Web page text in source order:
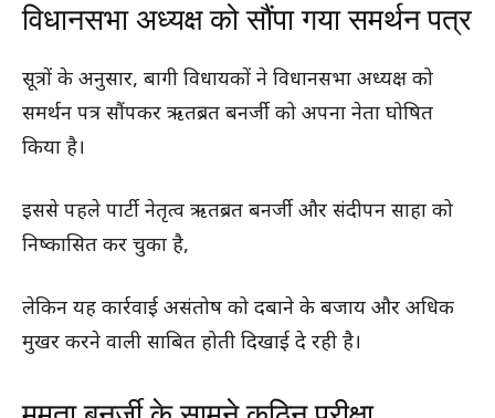
विधानसभा अध्यक्ष को सौंपा गया समर्थन पत्र
सूत्रों के अनुसार, बागी विधायकों ने विधानसभा अध्यक्ष को
समर्थन पत्र सौंपकर ऋतब्रत बनर्जी को अपना नेता घोषित
किया है।
इससे पहले पार्टी नेतृत्व ऋतब्रत बनर्जी और संदीपन साहा को
निष्कासित कर चुका है,
लेकिन यह कार्रवाई असंतोष को दबाने के बजाय और अधिक
मुखर करने वाली साबित होती दिखाई दे रही है।